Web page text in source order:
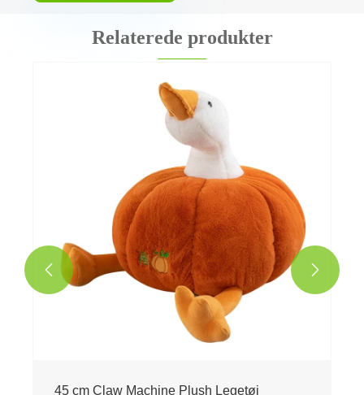
Relaterede produkter
Plush Soft Toy Keychain
 